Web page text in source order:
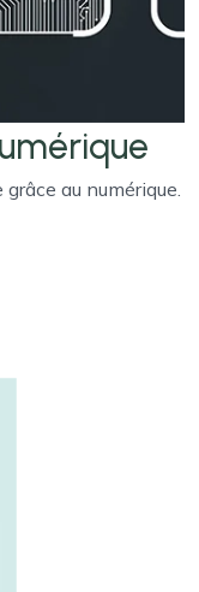
au numérique.